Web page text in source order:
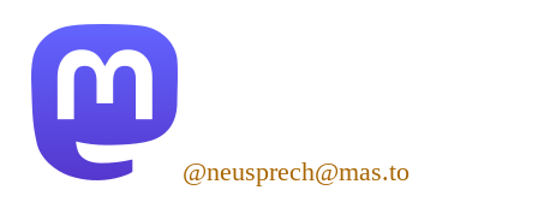
@neusprech@mas.to